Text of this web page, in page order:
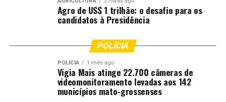
Agro de US$ 1 trilhão: o desafio para os
candidatos à Presidência
POLÍCIA
POLÍCIA 1 mês ago
Vigia Mais atinge 22.700 câmeras de
videomonitoramento levadas aos 142
municípios mato-grossenses